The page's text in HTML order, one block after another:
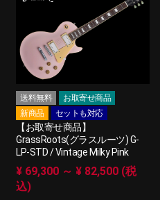
送料無料
お取寄せ商品
新商品
セットも対応
【お取寄せ商品】
GrassRoots(グラスルーツ) G-
LP-STD / Vintage Milky Pink
¥ 69,300 ～ ¥ 82,500 (税
込)